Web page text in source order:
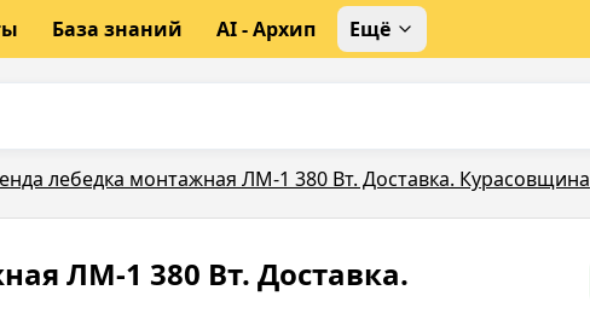
База знаний AI - Архип Ещё
лебедка монтажная ЛМ-1 380 Вт. Доставка. Курасовщина
ЛМ-1 380 Вт. Доставка.